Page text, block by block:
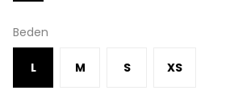
Beden
L M S XS